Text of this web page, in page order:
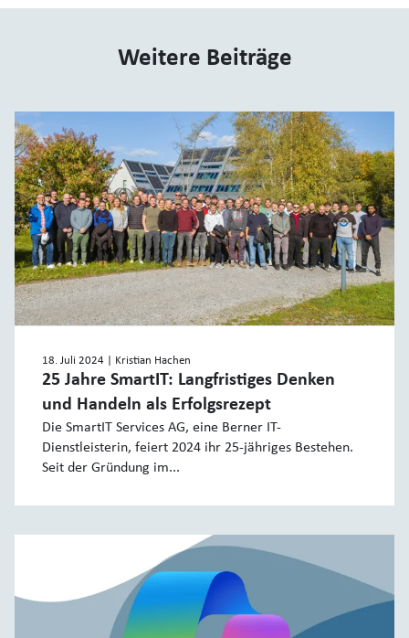
Weitere Beiträge
18. Juli 2024 | Kristian Hachen
25 Jahre SmartIT: Langfristiges Denken
und Handeln als Erfolgsrezept
Die SmartIT Services AG, eine Berner IT-
Dienstleisterin, feiert 2024 ihr 25-jähriges Bestehen.
Seit der Gründung im...